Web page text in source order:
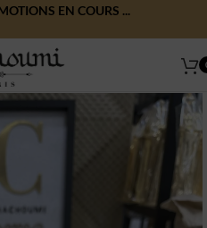
EN COURS ...